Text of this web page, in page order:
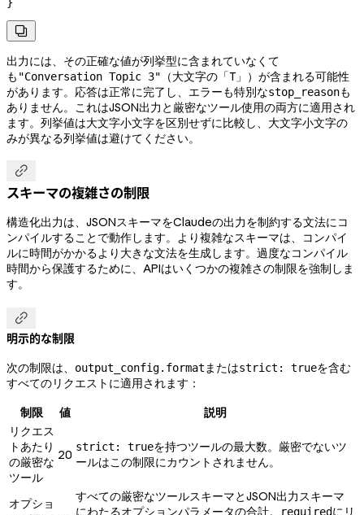
}

出力には、その正確な値が列挙型に含まれていなくて
も "Conversation Topic 3"
（大文字の「T」）が含まれる可能性
があります。応答は正常に完了し、エラーも特別なstop_reasonも
ありません。これはJSON出力と厳密なツール使用の両方に適用され
ます。列挙値は大文字小文字を区別せずに比較し、大文字小文字の
みが異なる列挙値は避けてください。

スキーマの複雑さの制限
構造化出力は、JSONスキーマをClaudeの出力を制約する文法にコ
ンパイルすることで動作します。より複雑なスキーマは、コンパイ
ルに時間がかかるより大きな文法を生成します。過度なコンパイル
時間から保護するために、APIはいくつかの複雑さの制限を強制しま
す。

明示的な制限
次の制限は、 output_config.formatまたはstrict: trueを含む
すべてのリクエストに適用されます：
制限
値
説明
リクエス
トあたり
の厳密な
ツール
20
strict: trueを持つツールの最大数。厳密でないツ
ールはこの制限にカウントされません。
オプショ
すべての厳密なツールスキーマとJSON出力スキーマ
にわたるオプションパラメータの合計。
requiredにリ